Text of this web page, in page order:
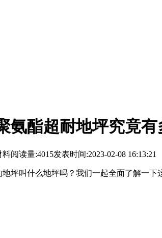
氨酯超耐地坪究竟有
料阅读量:4015发表时间:2023-02-08 16:13:21
坪叫什么地坪吗？我们一起全面了解一下